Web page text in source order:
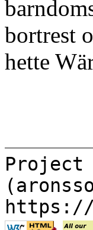
bortrest
hette
Project
https://